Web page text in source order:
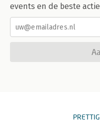
events en de beste